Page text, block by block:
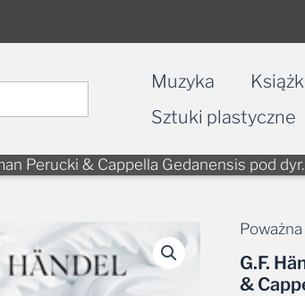
Muzyka
Sztuki plastyczne
Perucki & Cappella Gedanensis pod
G.F.
&
ilość
Händel
–